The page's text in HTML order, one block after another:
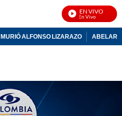
EN VIVO
MURIÓ ALFONSO LIZARAZO